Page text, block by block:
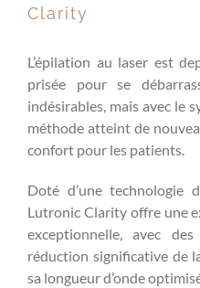
Clarity
L’épilation au laser est
prisée pour se
indésirables, mais avec le
méthode atteint de
confort pour les patients.
Doté d’une technologie
Lutronic Clarity offre une
exceptionnelle, avec
réduction significative de
sa longueur d’onde